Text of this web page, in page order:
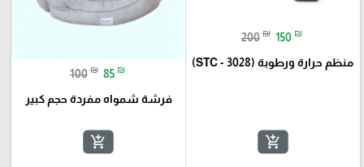
200 ₪ 150 ₪
منظم حرارة ورطوبة (STC - 3028)
add_shopping_cart
100 ₪ 85 ₪
فرشة شمواه مفردة حجم كبير
add_shopping_cart